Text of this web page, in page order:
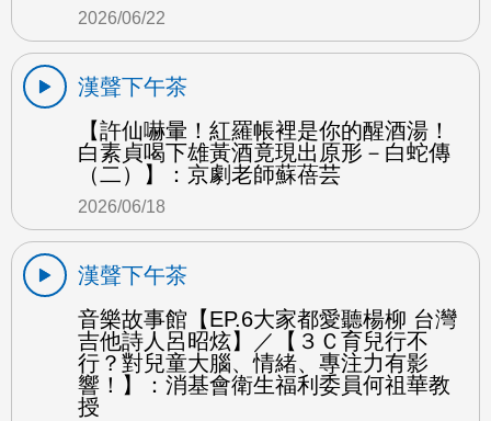
2026/06/22
漢聲下午茶
【許仙嚇暈！紅羅帳裡是你的醒酒湯！
白素貞喝下雄黃酒竟現出原形－白蛇傳
（二）】：京劇老師蘇蓓芸
2026/06/18
漢聲下午茶
音樂故事館【EP.6大家都愛聽楊柳 台灣
吉他詩人呂昭炫】／【３Ｃ育兒行不
行？對兒童大腦、情緒、專注力有影
響！】：消基會衛生福利委員何祖華教
授